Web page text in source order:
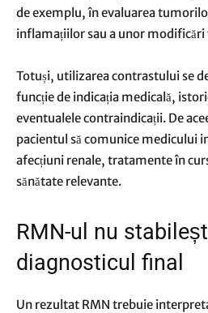
de exemplu, în evaluarea
inflamațiilor sau a unor modificări
Totuși, utilizarea contrastului se
funcție de indicația medicală,
eventualele contraindicații. De
pacientul să comunice medicului
afecțiuni renale, tratamente în
sănătate relevante.
RMN-ul nu
diagnosticul final
Un rezultat RMN trebuie